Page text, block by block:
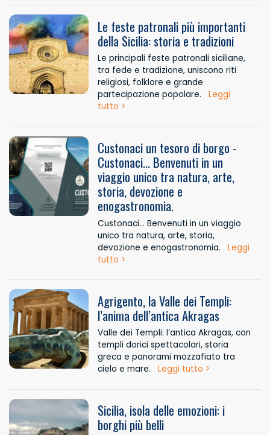
Le feste patronali più importanti
della Sicilia: storia e tradizioni
Le principali feste patronali siciliane,
tra fede e tradizione, uniscono riti
religiosi, folklore e grande
partecipazione popolare.
Leggi
tutto >
Custonaci un tesoro di borgo -
Custonaci... Benvenuti in un
viaggio unico tra natura, arte,
storia, devozione e
enogastronomia.
Custonaci... Benvenuti in un viaggio
unico tra natura, arte, storia,
devozione e enogastronomia.
Leggi
tutto >
Agrigento, la Valle dei Templi:
l’anima dell’antica Akragas
Valle dei Templi: l’antica Akragas, con
templi dorici spettacolari, storia
greca e panorami mozzafiato tra
cielo e mare.
Leggi tutto >
Sicilia, isola delle emozioni: i
borghi più belli